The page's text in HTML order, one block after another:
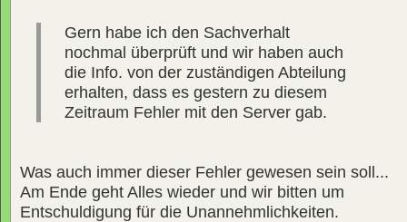
Gern habe ich den Sachverhalt
nochmal überprüft und wir haben auch
die Info. von der zuständigen Abteilung
erhalten, dass es gestern zu diesem
Zeitraum Fehler mit den Server gab.
Was auch immer dieser Fehler gewesen sein soll...
Am Ende geht Alles wieder und wir bitten um
Entschuldigung für die Unannehmlichkeiten.